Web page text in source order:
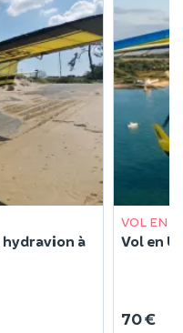
VOL EN
Vol en
70 €